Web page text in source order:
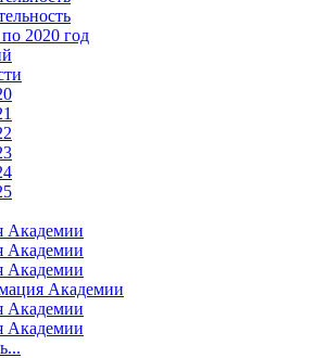
2020 год
Академии
Академии
Академии
Академии
Академии
Академии